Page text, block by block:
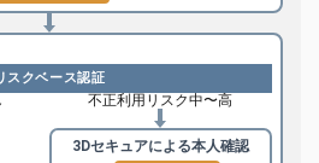
スクベース認証
不正利用リスク中〜高
3Dセキュアによる本人確認